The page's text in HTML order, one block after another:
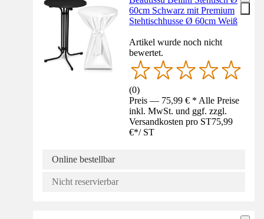
60cm Schwarz mit Premium
Stehtischhusse Ø 60cm Weiß
Artikel wurde noch nicht
bewertet.
(0)
Preis — 75,99 € * Alle Preise
inkl. MwSt. und ggf. zzgl.
Versandkosten pro ST75,99
€*/ ST
Online bestellbar
Nicht reservierbar